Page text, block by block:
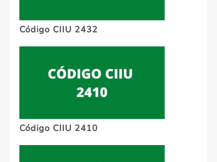
Código CIIU 2432
Código CIIU 2410